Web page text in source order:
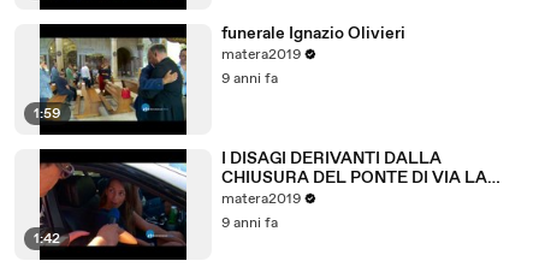
1:59
funerale Ignazio Olivieri
matera2019
9 anni fa
1:42
I DISAGI DERIVANTI DALLA
CHIUSURA DEL PONTE DI VIA LA
MARTELLA A MATERA.
matera2019
9 anni fa